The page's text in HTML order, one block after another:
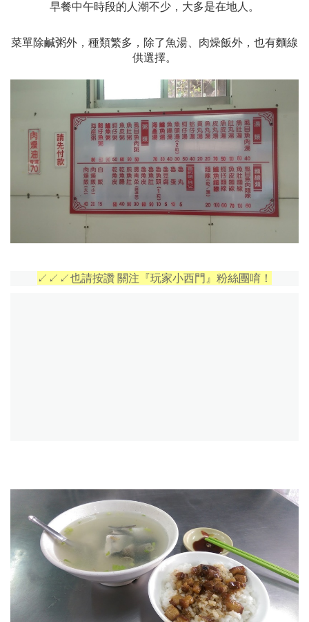
早餐中午時段的人潮不少，大多是在地人。
菜單除鹹粥外，種類繁多，除了魚湯、肉燥飯外，也有麵線
供選擇。
↙↙↙也請按讚 關注『玩家小西門』粉絲團唷！